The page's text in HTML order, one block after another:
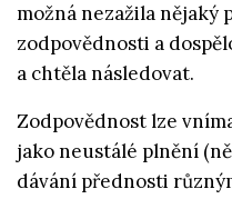
možná nezažila nějaký
zodpovědnosti a
a chtěla následovat.
Zodpovědnost lze
jako neustálé plnění
dávání přednosti